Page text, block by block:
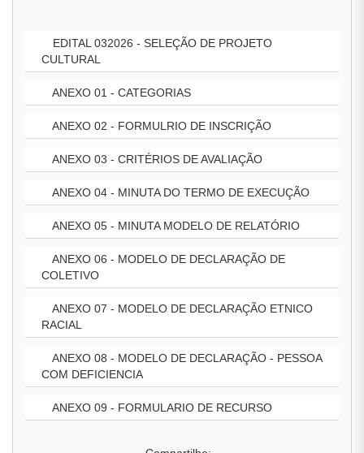
EDITAL 032026 - SELEÇÃO DE PROJETO
CULTURAL
ANEXO 01 - CATEGORIAS
ANEXO 02 - FORMULRIO DE INSCRIÇÃO
ANEXO 03 - CRITÉRIOS DE AVALIAÇÃO
ANEXO 04 - MINUTA DO TERMO DE EXECUÇÃO
ANEXO 05 - MINUTA MODELO DE RELATÓRIO
ANEXO 06 - MODELO DE DECLARAÇÃO DE
COLETIVO
ANEXO 07 - MODELO DE DECLARAÇÃO ETNICO
RACIAL
ANEXO 08 - MODELO DE DECLARAÇÃO - PESSOA
COM DEFICIENCIA
ANEXO 09 - FORMULARIO DE RECURSO